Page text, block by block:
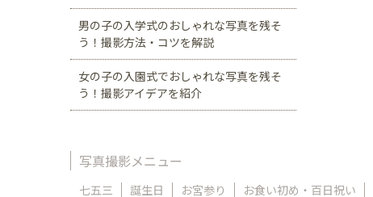
男の子の入学式のおしゃれな写真を残そ
う！撮影方法・コツを解説
女の子の入園式でおしゃれな写真を残そ
う！撮影アイデアを紹介
写真撮影メニュー
七五三 誕生日 お宮参り お食い初め・百日祝い